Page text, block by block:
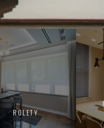
ROLETY